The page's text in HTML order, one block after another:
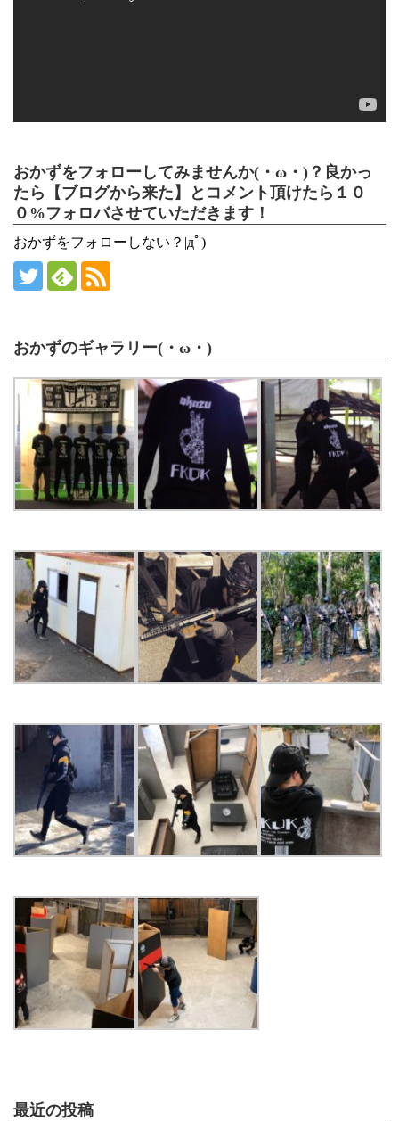
おかずをフォローしてみませんか(・ω・)？良かっ
たら【ブログから来た】とコメント頂けたら１０
０%フォロバさせていただきます！
おかずをフォローしない？|дﾟ)
おかずのギャラリー(・ω・)
最近の投稿